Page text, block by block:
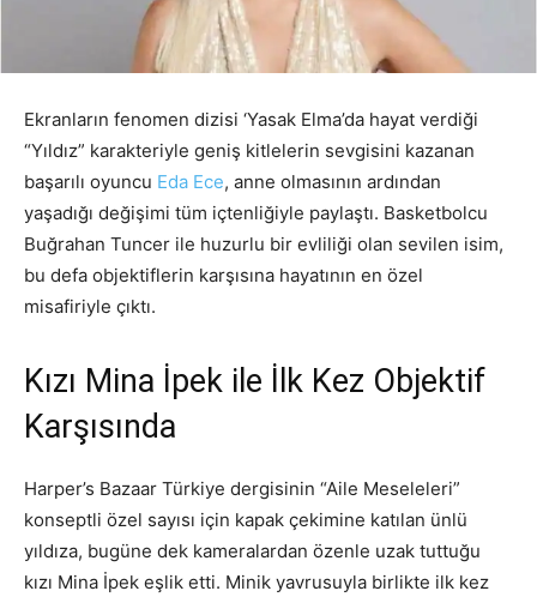
Ekranların fenomen dizisi ‘Yasak Elma’da hayat verdiği
“Yıldız” karakteriyle geniş kitlelerin sevgisini kazanan
başarılı oyuncu Eda Ece, anne olmasının ardından
yaşadığı değişimi tüm içtenliğiyle paylaştı. Basketbolcu
Buğrahan Tuncer ile huzurlu bir evliliği olan sevilen isim,
bu defa objektiflerin karşısına hayatının en özel
misafiriyle çıktı.
Kızı Mina İpek ile İlk Kez Objektif
Karşısında
Harper’s Bazaar Türkiye dergisinin “Aile Meseleleri”
konseptli özel sayısı için kapak çekimine katılan ünlü
yıldıza, bugüne dek kameralardan özenle uzak tuttuğu
kızı Mina İpek eşlik etti. Minik yavrusuyla birlikte ilk kez